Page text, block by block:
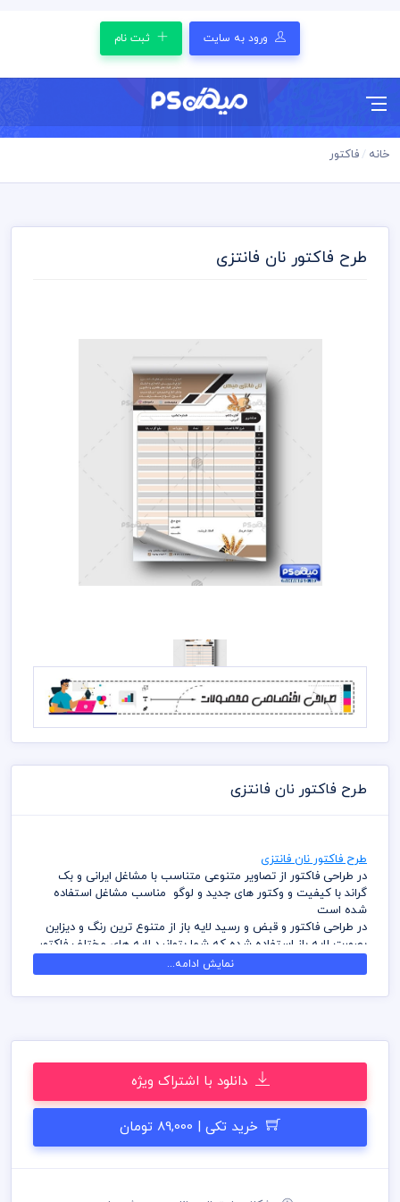
ورود به سایت ثبت نام
خانه فاکتور
دانلود با اشتراک ویژه
خرید تکی | 89,000 تومان
طرح فاکتور نان فانتزی
طرح فاکتور نان فانتزی
طرح فاکتور نان فانتزی
در طراحی فاکتور از تصاویر متنوعی متناسب با مشاغل ایرانی و بک
گراند با کیفیت و وکتور های جدید و لوگو مناسب مشاغل استفاده
شده است
در طراحی فاکتور و قبض و رسید لایه باز از متنوع ترین رنگ و دیزاین
بصورت لایه باز استفاده شده که شما بتوانید لایه های مختلف فاکتور
را به سلیقه ویرایش و استفاده نمائید
کامل ترین آرشیو لایه باز فاکتور و قبض، رسید که می توانید با خیالی
راحت با تهیه بسته های اشتراک ویژه به هزاران طرح لایه باز دسترسی
باشد
کلیه طراحی های فاکتور بصورت لایه باز و با فرمت فتوشاپ می باشد
که می توانید جهت ویرایش از نرم افزار فتوشاپ استفاده نمائید
شما می توانید چاپ فاکتور های موجود در وب سایت میهن پی اس
دی را نزد چاپخانه مجموعه چاپ و در سراسر کشور دریافت نمائید
برای دانلود فاکتور و طرح لایه باز به صورت به صرفه می توانید از بسته
نمایش ادامه...